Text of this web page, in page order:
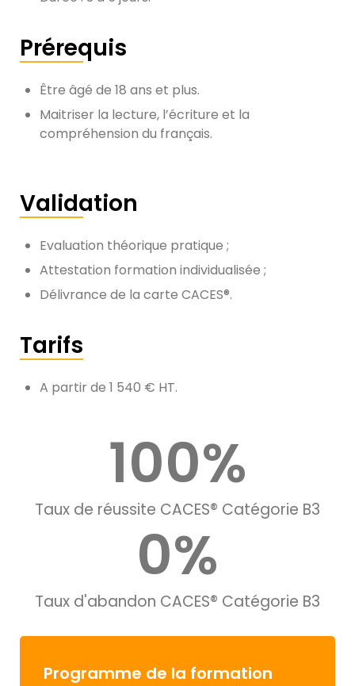
Prérequis
Être âgé de 18 ans et plus.
Maitriser la lecture, l’écriture et la
compréhension du français.
Validation
Evaluation théorique pratique ;
Attestation formation individualisée ;
Délivrance de la carte CACES®.
Tarifs
A partir de 1 540 € HT.
Taux de réussite CACES® Catégorie B3
100%
Taux d'abandon CACES® Catégorie B3
0%
Programme de la formation